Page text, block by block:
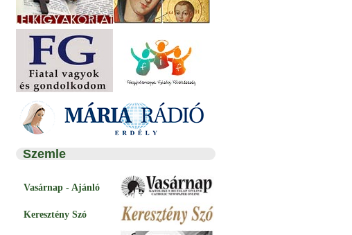
Szemle
Vasárnap - Ajánló
Keresztény Szó